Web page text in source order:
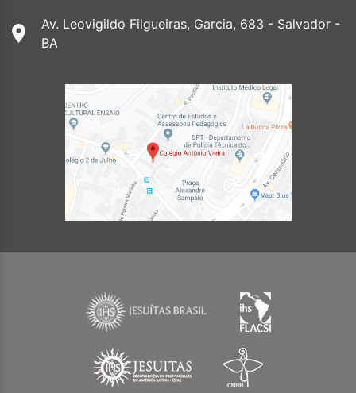
Av. Leovigildo Filgueiras, Garcia, 683 - Salvador -
BA